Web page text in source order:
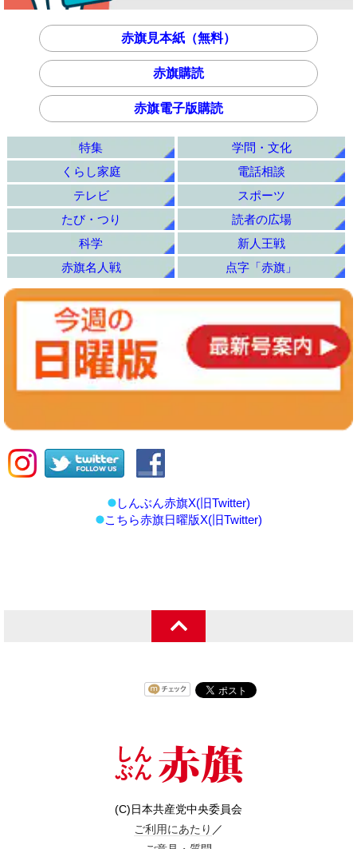
赤旗見本紙（無料）
赤旗購読
赤旗電子版購読
特集
学問・文化
くらし家庭
電話相談
テレビ
スポーツ
たび・つり
読者の広場
科学
新人王戦
赤旗名人戦
点字「赤旗」
しんぶん赤旗X(旧Twitter)
こちら赤旗日曜版X(旧Twitter)
(C)日本共産党中央委員会
ご利用にあたり ／